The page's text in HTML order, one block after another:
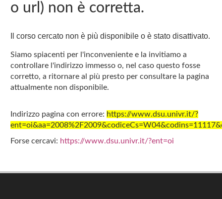
o url) non è corretta.
Il corso cercato non è più disponibile o è stato disattivato.
Siamo spiacenti per l'inconveniente e la invitiamo a
controllare l'indirizzo immesso o, nel caso questo fosse
corretto, a ritornare al più presto per consultare la pagina
attualmente non disponibile.
Indirizzo pagina con errore: https://www.dsu.univr.it/?
Forse cercavi: https://www.dsu.univr.it/?ent=oi